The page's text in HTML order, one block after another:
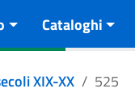
Cataloghi
XIX-XX 525